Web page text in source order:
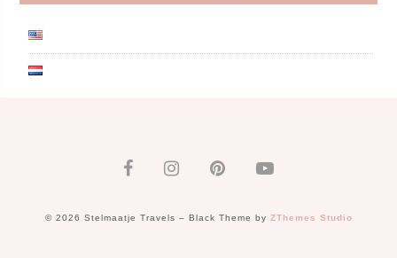
© 2026 Stelmaatje Travels – Black Theme by ZThemes Studio